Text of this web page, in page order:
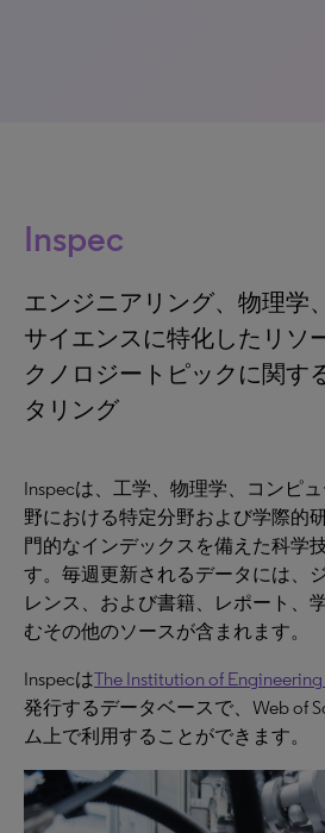
Inspec
エンジニアリング、物理学
サイエンスに特化したリソ
クノロジートピックに関す
タリング
Inspecは、工学、物理学、コンピ
野における特定分野および学際的
門的なインデックスを備えた科学
す。毎週更新されるデータには、
レンス、および書籍、レポート、
むその他のソースが含まれます。
InspecはThe Institution of Engineering
発行するデータベースで、Web of
ム上で利用することができます。